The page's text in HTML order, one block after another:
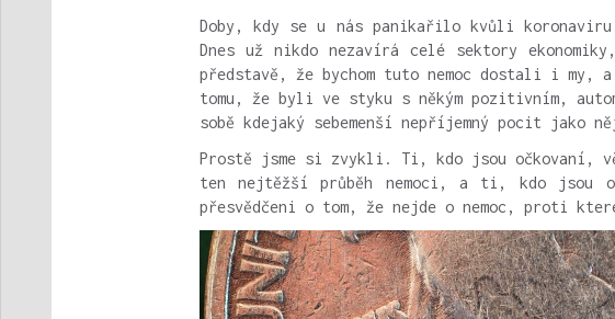
Doby, kdy se u nás panikařilo kvůli
Dnes už nikdo nezavírá celé sektory
představě, že bychom tuto nemoc dostali i
tomu, že byli ve styku s někým pozitivním,
sobě kdejaký sebemenší nepříjemný pocit jako
Prostě jsme si zvykli. Ti, kdo jsou očkovaní,
ten nejtěžší průběh nemoci, a ti, kdo jsou
přesvědčeni o tom, že nejde o nemoc, proti